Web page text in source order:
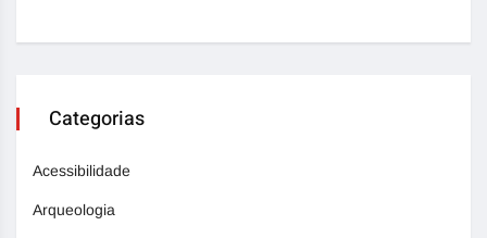
Categorias
Acessibilidade
Arqueologia